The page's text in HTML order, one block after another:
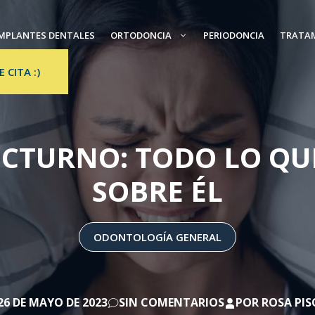
DENTALES ORTODONCIA PERIODONCIA
CITA :)
TODO LO
SOBRE ÉL
ODONTOLOGÍA GENERAL
DE MAYO DE 2023 SIN COMENTARIOS POR ROSA